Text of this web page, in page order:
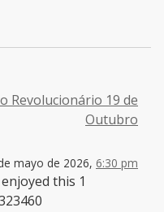
Revolucionário 19 de
Outubro
mayo de 2026, 6:30 pm
this 1